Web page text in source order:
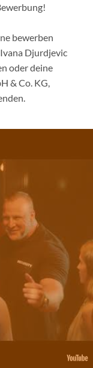
bewerben
Djurdjevic
oder deine
& Co. KG,